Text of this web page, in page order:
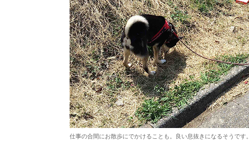
仕事の合間にお散歩にでかけることも。良い息抜きになるそうです。